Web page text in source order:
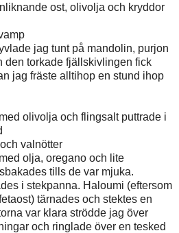
ost, olivolja och kryddor
jag tunt på mandolin, purjon
den torkade fjällskivlingen fick
jag fräste alltihop en stund ihop
olivolja och flingsalt puttrade i
valnötter
olja, oregano och lite
tills de var mjuka.
i stekpanna. Haloumi (eftersom
tärnades och stektes en
var klara strödde jag över
och ringlade över en tesked